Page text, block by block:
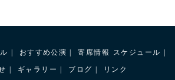
おすすめ公演 寄席情報 スケジュール
ギャラリー ブログ リンク